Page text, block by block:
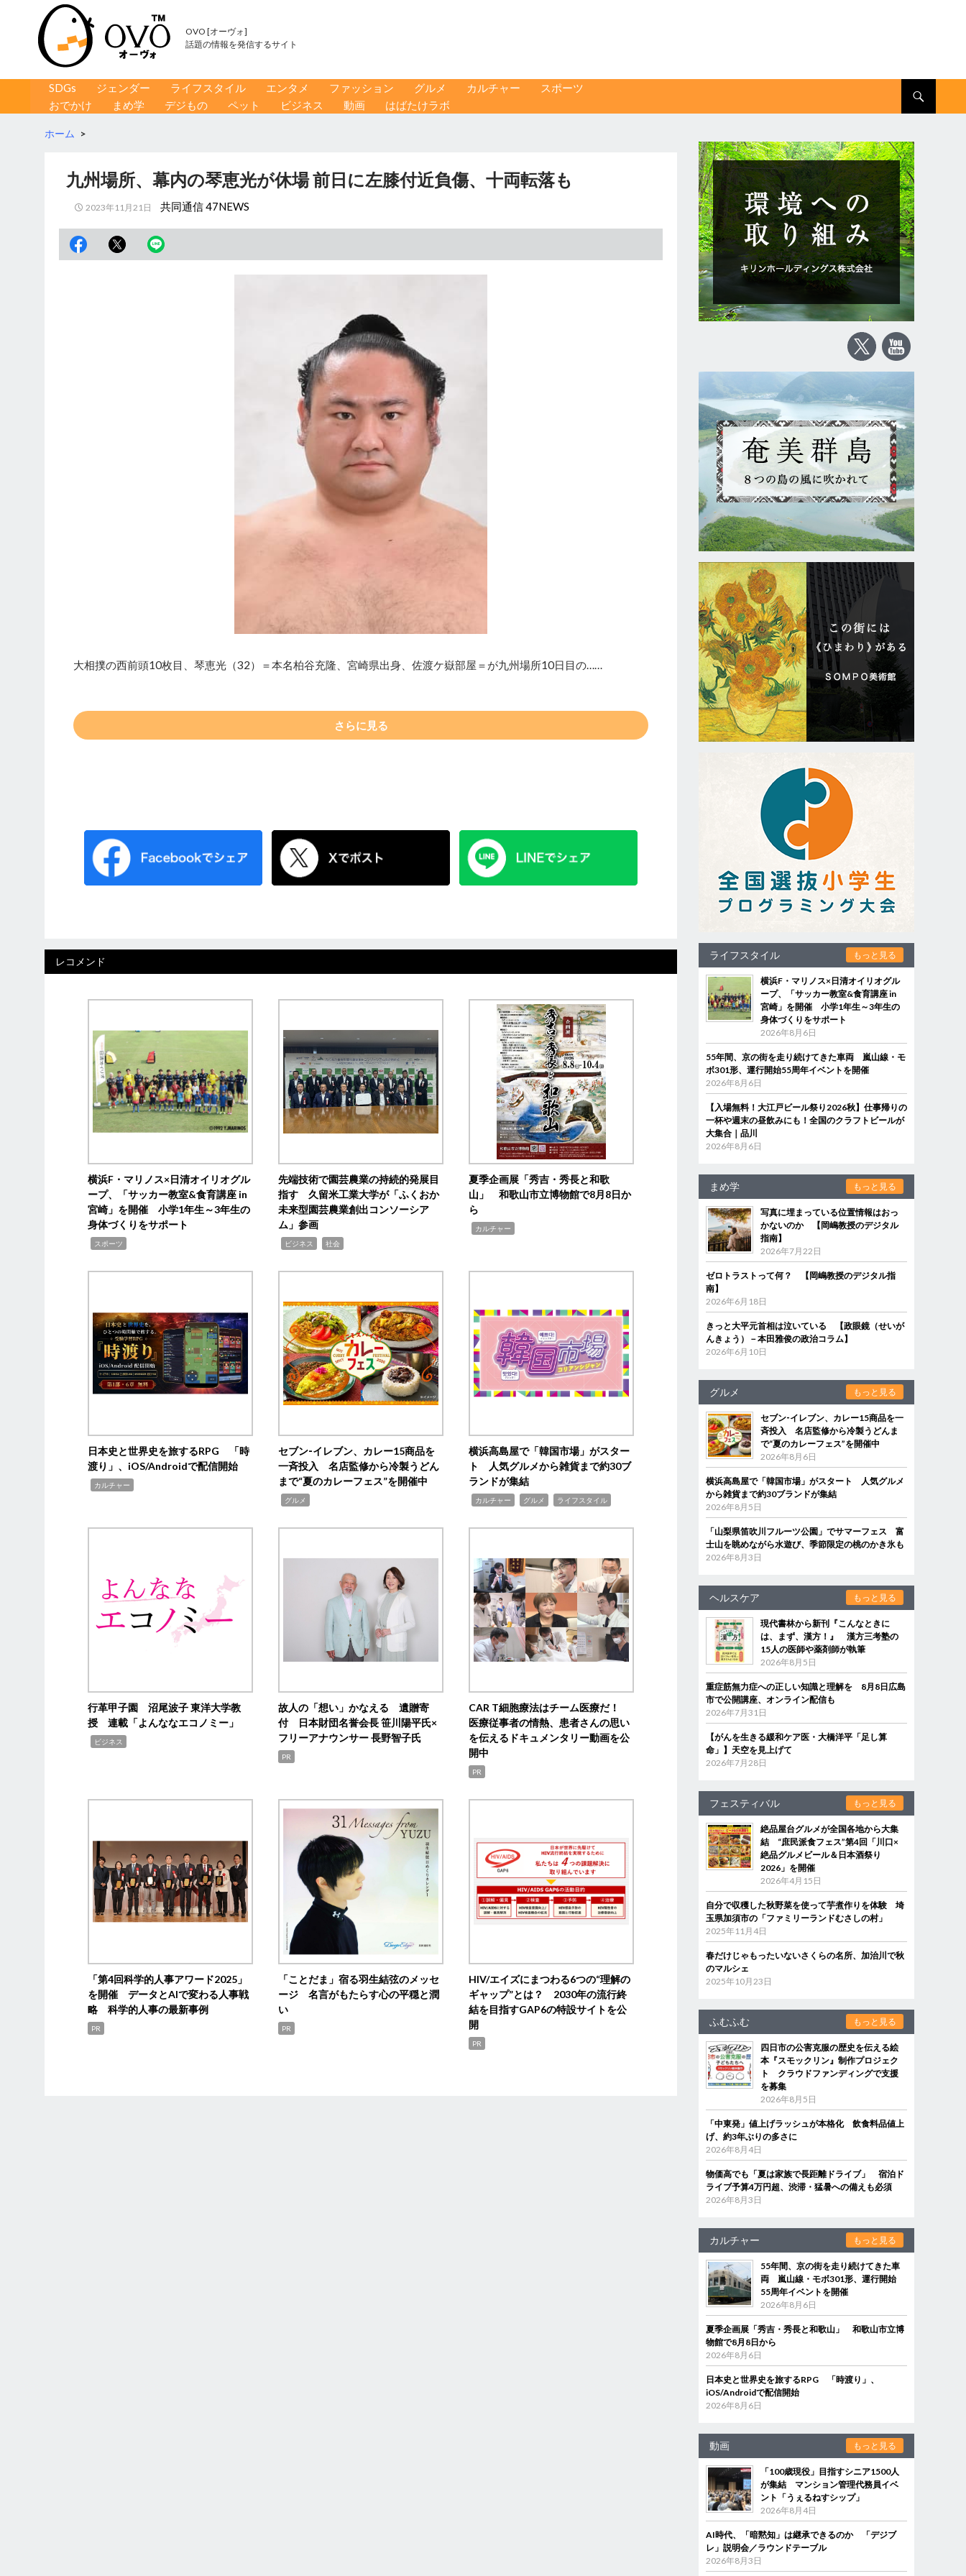
OVO [オーヴォ]
話題の情報を発信するサイト
コンテンツへ移動
SDGs ジェンダー ライフスタイル エンタメ ファッション グルメ カルチャー
スポーツ
おでかけ
まめ学 デジもの ペット ビジネス 動画 はばたけラボ
ホーム >
九州場所、幕内の琴恵光が休場 前日に左膝付近負傷、十両転落も
2023年11月21日 共同通信 47NEWS
大相撲の西前頭10枚目、琴恵光（32）＝本名柏谷充隆、宮崎県出身、佐渡ケ嶽部屋＝が九州場所10日目の……
さらに見る
レコメンド
横浜F・マリノス×日清オイリオグル
ープ、「サッカー教室&食育講座 in
宮崎」を開催 小学1年生～3年生の
身体づくりをサポート
スポーツ
先端技術で園芸農業の持続的発展目
指す 久留米工業大学が「ふくおか
未来型園芸農業創出コンソーシア
ム」参画
ビジネス 社会
夏季企画展「秀吉・秀長と和歌
山」 和歌山市立博物館で8月8日か
ら
カルチャー
日本史と世界史を旅するRPG 「時
渡り」、iOS/Androidで配信開始
カルチャー
セブン‐イレブン、カレー15商品を
一斉投入 名店監修から冷製うどん
まで“夏のカレーフェス”を開催中
グルメ
横浜高島屋で「韓国市場」がスター
ト 人気グルメから雑貨まで約30ブ
ランドが集結
カルチャー グルメ ライフスタイル
行革甲子園 沼尾波子 東洋大学教
授 連載「よんななエコノミー」
ビジネス
故人の「想い」かなえる 遺贈寄
付 日本財団名誉会長 笹川陽平氏×
フリーアナウンサー 長野智子氏
PR
CAR T細胞療法はチーム医療だ！
医療従事者の情熱、患者さんの思い
を伝えるドキュメンタリー動画を公
開中
PR
「第4回科学的人事アワード2025」
を開催 データとAIで変わる人事戦
略 科学的人事の最新事例
PR
「ことだま」宿る羽生結弦のメッセ
ージ 名言がもたらす心の平穏と潤
い
PR
HIV/エイズにまつわる6つの“理解の
ギャップ”とは？ 2030年の流行終
結を目指すGAP6の特設サイトを公
開
PR
ライフスタイル もっと見る
横浜F・マリノス×日清オイリオグル
ープ、「サッカー教室&食育講座 in
宮崎」を開催 小学1年生～3年生の
身体づくりをサポート
2026年8月6日
55年間、京の街を走り続けてきた車両 嵐山線・モ
ボ301形、運行開始55周年イベントを開催
2026年8月6日
【入場無料！大江戸ビール祭り2026秋】仕事帰りの
一杯や週末の昼飲みにも！全国のクラフトビールが
大集合｜品川
2026年8月6日
まめ学 もっと見る
写真に埋まっている位置情報はおっ
かないのか 【岡嶋教授のデジタル
指南】
2026年7月22日
ゼロトラストって何？ 【岡嶋教授のデジタル指
南】
2026年6月18日
きっと大平元首相は泣いている 【政眼鏡（せいが
んきょう）－本田雅俊の政治コラム】
2026年6月10日
グルメ もっと見る
セブン‐イレブン、カレー15商品を一
斉投入 名店監修から冷製うどんま
で“夏のカレーフェス”を開催中
2026年8月6日
横浜高島屋で「韓国市場」がスタート 人気グルメ
から雑貨まで約30ブランドが集結
2026年8月5日
「山梨県笛吹川フルーツ公園」でサマーフェス 富
士山を眺めながら水遊び、季節限定の桃のかき氷も
2026年8月3日
ヘルスケア もっと見る
現代書林から新刊『こんなときに
は、まず、漢方！』 漢方三考塾の
15人の医師や薬剤師が執筆
2026年8月5日
重症筋無力症への正しい知識と理解を 8月8日広島
市で公開講座、オンライン配信も
2026年7月31日
【がんを生きる緩和ケア医・大橋洋平「足し算
命」】天空を見上げて
2026年7月28日
フェスティバル もっと見る
絶品屋台グルメが全国各地から大集
結 “庶民派食フェス”第4回「川口×
絶品グルメビール＆日本酒祭り
2026」を開催
2026年4月15日
自分で収穫した秋野菜を使って芋煮作りを体験 埼
玉県加須市の「ファミリーランドむさしの村」
2025年11月4日
春だけじゃもったいないさくらの名所、加治川で秋
のマルシェ
2025年10月23日
ふむふむ もっと見る
四日市の公害克服の歴史を伝える絵
本『スモックリン』制作プロジェク
ト クラウドファンディングで支援
を募集
2026年8月5日
「中東発」値上げラッシュが本格化 飲食料品値上
げ、約3年ぶりの多さに
2026年8月4日
物価高でも「夏は家族で長距離ドライブ」 宿泊ド
ライブ予算4万円超、渋滞・猛暑への備えも必須
2026年8月3日
カルチャー もっと見る
55年間、京の街を走り続けてきた車
両 嵐山線・モボ301形、運行開始
55周年イベントを開催
2026年8月6日
夏季企画展「秀吉・秀長と和歌山」 和歌山市立博
物館で8月8日から
2026年8月6日
日本史と世界史を旅するRPG 「時渡り」、
iOS/Androidで配信開始
2026年8月6日
動画 もっと見る
「100歳現役」目指すシニア1500人
が集結 マンション管理代務員イベ
ント「うぇるねすシップ」
2026年8月4日
AI時代、「暗黙知」は継承できるのか 「デジブ
レ」説明会／ラウンドテーブル
2026年8月3日